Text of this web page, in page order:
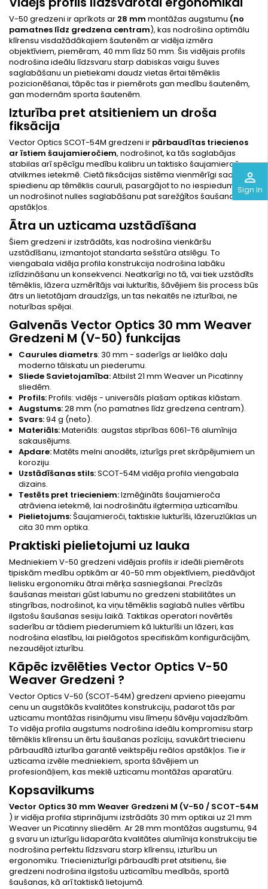
perm_identity
Sign In
V-50 gredzeni ir aprīkots ar 28 mm montāžas augstumu (no
pamatnes līdz gredzena centram), kas nodrošina optimālu
klīrensu visdažādākajiem šautenēm ar vidēja izmēra
objektīviem, piemēram, 40 mm līdz 50 mm. Šis vidējais profils
nodrošina ideālu līdzsvaru starp dabiskas vaigu šuves
saglabāšanu un pietiekami daudz vietas ērtai tēmēklis
pozicionēšanai, tāpēc tas ir piemērots gan medību šautenēm,
gan modernām sporta šautenēm.
Izturība pret atsitieniem un droša
fiksācija
Vector Optics SCOT-54M gredzeni ir pārbaudītas triecienos
ar īstiem šaujamieročiem, nodrošinot, ka tās saglabājas
stabilas arī spēcīgu medību kalibru un taktisko šaujamieroču
atvilkmes ietekmē. Cietā fiksācijas sistēma vienmērīgi sadala
spiedienu ap tēmēklis cauruli, pasargājot to no iespiedumiem
un nodrošinot nulles saglabāšanu pat sarežģītos šaušanas
apstākļos.
Ātra un uzticama uzstādīšana
Šiem gredzeni ir izstrādāts, kas nodrošina vienkāršu
uzstādīšanu, izmantojot standarta sešstūra atslēgu. To
viengabala vidēja profila konstrukcija nodrošina labāku
izlīdzināšanu un konsekvenci. Neatkarīgi no tā, vai tiek uzstādīts
tēmēklis, lāzera uzmērītājs vai lukturītis, šāvējiem šis process būs
ātrs un lietotājam draudzīgs, un tas nekaitēs ne izturībai, ne
noturības spējai.
Galvenās Vector Optics 30 mm Weaver
Gredzeni M (V-50) funkcijas
Caurules diametrs: 30 mm - saderīgs ar lielāko daļu
moderno tālskatu un piederumu.
Sliede Savietojamība:Atbilst 21 mm Weaver un Picatinny
sliedēm.
Profils:Profils: vidējs - universāls plašam optikas klāstam.
Augstums:28 mm (no pamatnes līdz gredzena centram).
Svars:94 g (neto).
Materiāls:Materiāls: augstas stiprības 6061-T6 alumīnija
sakausējums.
Apdare:Matēts melni anodēts, izturīgs pret skrāpējumiem un
koroziju.
Uzstādīšanas stils:SCOT-54M vidēja profila viengabala
dizains.
Testēts pret triecieniem:Izmēģināts šaujamieroča
atrāviena ietekmē, lai nodrošinātu ilgtermiņa uzticamību.
Pielietojums:Šaujamieroči, taktiskie lukturīši, lāzeruzlūklas un
cita 30 mm optika.
Praktiski pielietojumi uz lauka
Medniekiem V-50 gredzeni vidējais profils ir ideāli piemērots
tipiskām medību optikām ar 40-50 mm objektīviem, piedāvājot
lielisku ergonomiku ātrai mērķa sasniegšanai. Precīzās
šaušanas meistari gūst labumu no gredzeni stabilitātes un
stingrības, nodrošinot, ka viņu tēmēklis saglabā nulles vērtību
ilgstošu šaušanas sesiju laikā. Taktikas operatori novērtēs
saderību ar tādiem piederumiem kā lukturīši un lāzeri, kas
nodrošina elastību, lai pielāgotos specifiskām konfigurācijām,
nezaudējot izturību.
Kāpēc izvēlēties Vector Optics V-50
Weaver Gredzeni ?
Vector Optics V-50 (SCOT-54M) gredzeni apvieno pieejamu
cenu un augstākās kvalitātes konstrukciju, padarot tās par
uzticamu montāžas risinājumu visu līmeņu šāvēju vajadzībām.
To vidēja profila augstums nodrošina ideālu kompromisu starp
tēmēklis klīrensu un ērtu šaušanas pozīciju, savukārt triecienu
pārbaudītā izturība garantē veiktspēju reālos apstākļos. Tie ir
uzticama izvēle medniekiem, sporta šāvējiem un
profesionāļiem, kas meklē uzticamu montāžas aparatūru.
Kopsavilkums
Vector Optics 30 mm Weaver Gredzeni M (V-50 / SCOT-54M
) ir vidēja profila stiprinājumi izstrādāts 30 mm optikai uz 21 mm
Weaver un Picatinny sliedēm. Ar 28 mm montāžas augstumu, 94
g svaru un izturīgu lidaparāta kvalitātes alumīnija konstrukciju tie
nodrošina perfektu līdzsvaru starp klīrensu, izturību un
ergonomiku. Triecienizturīgi pārbaudīti pret atsitienu, šie
gredzeni nodrošina ilgstošu uzticamību medībās, sportā
šaušanas, kā arī taktiskā lietojumā.